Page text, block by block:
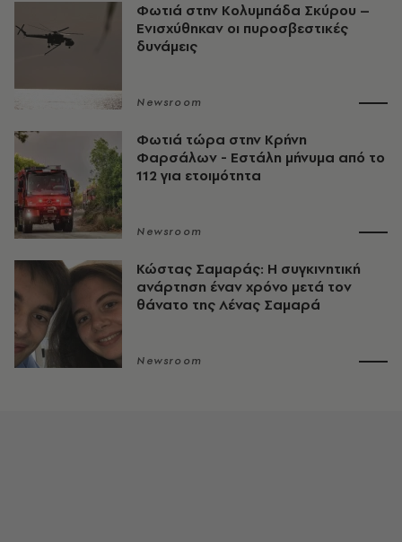
Φωτιά στην Κολυμπάδα Σκύρου –
Ενισχύθηκαν οι πυροσβεστικές
δυνάμεις
Newsroom
Φωτιά τώρα στην Κρήνη
Φαρσάλων - Εστάλη μήνυμα από το
112 για ετοιμότητα
Newsroom
Κώστας Σαμαράς: Η συγκινητική
ανάρτηση έναν χρόνο μετά τον
θάνατο της Λένας Σαμαρά
Newsroom